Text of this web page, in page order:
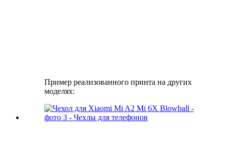
Пример реализованного принта на других
моделях: